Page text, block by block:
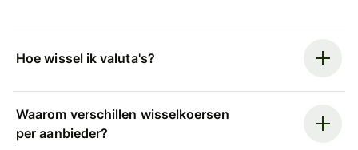
Hoe wissel ik valuta's?
Waarom verschillen wisselkoersen
per aanbieder?